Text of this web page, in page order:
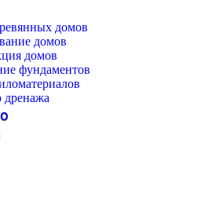
домов
домов
домов
фундаментов
дренажа